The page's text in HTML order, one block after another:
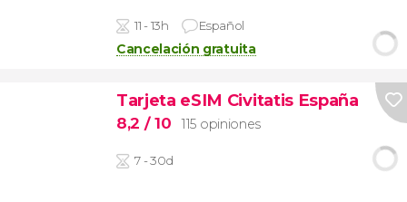
11 - 13h Español
Cancelación gratuita
Tarjeta eSIM Civitatis España
8,2 / 10 115 opiniones
7 - 30d